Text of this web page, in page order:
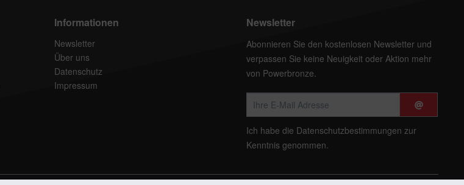
Informationen
Newsletter
Über uns
Datenschutz
Impressum
Newsletter
Abonnieren Sie den kostenlosen Newsletter und
verpassen Sie keine Neuigkeit oder Aktion mehr
von Powerbronze.
Ich habe die Datenschutzbestimmungen zur
Kenntnis genommen.